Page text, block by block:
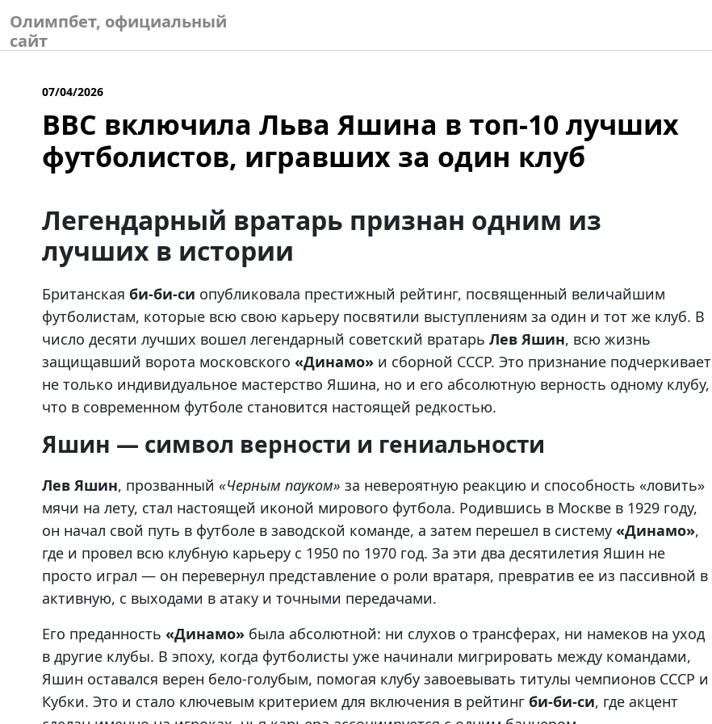
to
content
Олимпбет, официальный
сайт
07/04/2026
BBC включила Льва Яшина в топ-10 лучших
футболистов, игравших за один клуб
Легендарный вратарь признан одним из
лучших в истории
Британская би-би-си опубликовала престижный рейтинг, посвященный величайшим
футболистам, которые всю свою карьеру посвятили выступлениям за один и тот же клуб. В
число десяти лучших вошел легендарный советский вратарь Лев Яшин, всю жизнь
защищавший ворота московского «Динамо» и сборной СССР. Это признание подчеркивает
не только индивидуальное мастерство Яшина, но и его абсолютную верность одному клубу,
что в современном футболе становится настоящей редкостью.
Яшин — символ верности и гениальности
Лев Яшин, прозванный «Черным пауком» за невероятную реакцию и способность «ловить»
мячи на лету, стал настоящей иконой мирового футбола. Родившись в Москве в 1929 году,
он начал свой путь в футболе в заводской команде, а затем перешел в систему «Динамо»,
где и провел всю клубную карьеру с 1950 по 1970 год. За эти два десятилетия Яшин не
просто играл — он перевернул представление о роли вратаря, превратив ее из пассивной в
активную, с выходами в атаку и точными передачами.
Его преданность «Динамо» была абсолютной: ни слухов о трансферах, ни намеков на уход
в другие клубы. В эпоху, когда футболисты уже начинали мигрировать между командами,
Яшин оставался верен бело-голубым, помогая клубу завоевывать титулы чемпионов СССР и
Кубки. Это и стало ключевым критерием для включения в рейтинг би-би-си, где акцент